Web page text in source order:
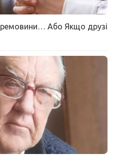
Або Якщо друзі